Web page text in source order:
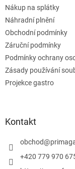
Nákup na splátky
Náhradní plnění
Obchodní podmínky
Záruční podmínky
Podmínky ochrany
Zásady používání
Projekce gastro
Kontakt
obchod@
+420 779 970